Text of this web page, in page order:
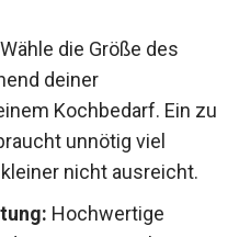
Wähle die Größe des
deiner
Kochbedarf. Ein zu
unnötig viel
nicht ausreicht.
Hochwertige